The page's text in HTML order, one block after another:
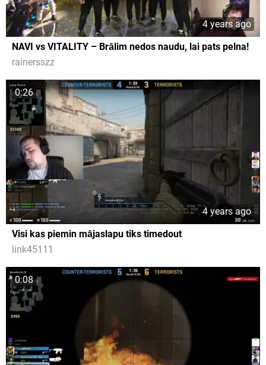
4 years ago
NAVI vs VITALITY – Brālim nedos naudu, lai pats pelna!
rainersszz
0:26
4 years ago
Visi kas piemin mājaslapu tiks timedout
link45111
0:08